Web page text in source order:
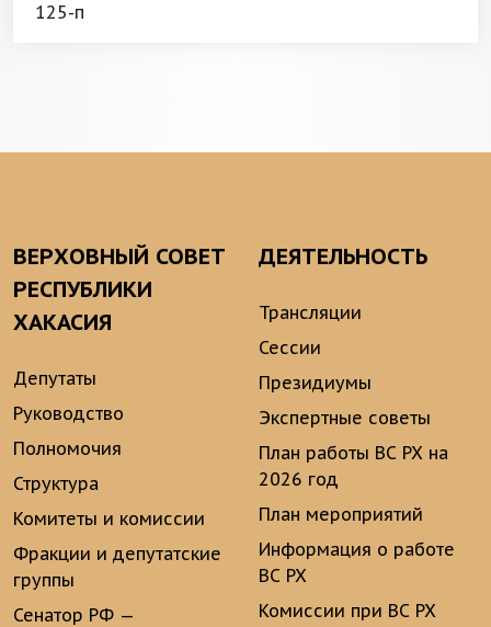
125-п
ВЕРХОВНЫЙ СОВЕТ
РЕСПУБЛИКИ
ХАКАСИЯ
Депутаты
Руководство
Полномочия
Структура
Комитеты и комиссии
Фракции и депутатские
группы
Сенатор РФ —
ДЕЯТЕЛЬНОСТЬ
Трансляции
Сессии
Президиумы
Экспертные советы
План работы ВС РХ на
2026 год
План мероприятий
Информация о работе
ВС РХ
Комиссии при ВС РХ